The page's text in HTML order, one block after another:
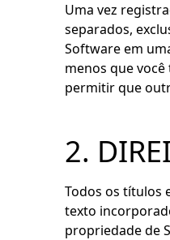
Uma vez
separados,
Software em
menos que
permitir que
2.
Todos os títulos
texto
propriedade de